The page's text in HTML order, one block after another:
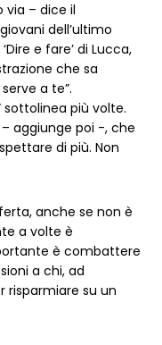
via – dice il
dell’ultimo
e fare’ di Lucca,
che sa
a te”.
sottolinea più volte.
aggiunge poi -, che
di più. Non
anche se non è
a volte è
è combattere
a chi, ad
risparmiare su un